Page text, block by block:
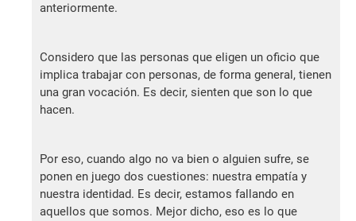
anteriormente.
Considero que las personas que eligen un oficio que
implica trabajar con personas, de forma general, tienen
una gran vocación. Es decir, sienten que son lo que
hacen.
Por eso, cuando algo no va bien o alguien sufre, se
ponen en juego dos cuestiones: nuestra empatía y
nuestra identidad. Es decir, estamos fallando en
aquellos que somos. Mejor dicho, eso es lo que